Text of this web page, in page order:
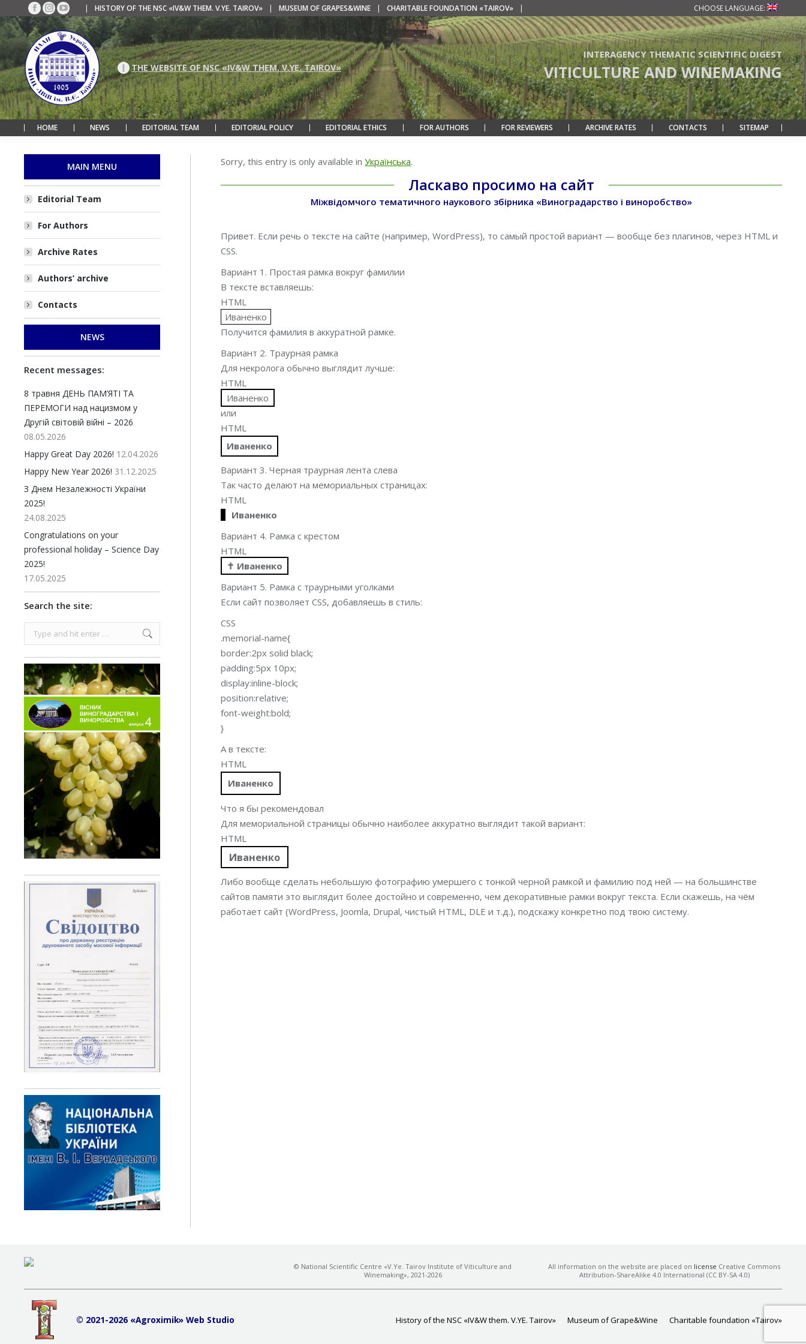
Facebook
page
opens
in
new
window
Instagram
page
opens
in
new
window
YouTube
page
opens
in
new
window
| HISTORY OF THE NSC «IV&W THEM. V.YE. TAIROV» | MUSEUM OF GRAPES&WINE | CHARITABLE FOUNDATION «TAIROV» | CHOOSE LANGUAGE:
THE WEBSITE OF NSC «IV&W THEM. V.YE. TAIROV»
INTERAGENCY THEMATIC SCIENTIFIC DIGEST
VITICULTURE AND WINEMAKING
HOME NEWS EDITORIAL TEAM EDITORIAL POLICY EDITORIAL ETHICS FOR AUTHORS FOR REVIEWERS ARCHIVE RATES CONTACTS SITEMAP
Sorry, this entry is only available inУкраїнська.
Ласкаво просимо на сайт
Міжвідомчого тематичного наукового збірника «Виноградарство і виноробство»
Привет. Если речь о тексте на сайте (например, WordPress), то самый простой вариант — вообще без плагинов, через HTML и
CSS.
Вариант 1. Простая рамка вокруг фамилии
В тексте вставляешь:
HTML
Иваненко
Получится фамилия в аккуратной рамке.
Вариант 2. Траурная рамка
Для некролога обычно выглядит лучше:
HTML
Иваненко
или
HTML
Иваненко
Вариант 3. Черная траурная лента слева
Так часто делают на мемориальных страницах:
HTML
Иваненко
Вариант 4. Рамка с крестом
HTML
✝ Иваненко
Вариант 5. Рамка с траурными уголками
Если сайт позволяет CSS, добавляешь в стиль:
CSS
.memorial-name{
border:2px solid black;
padding:5px 10px;
display:inline-block;
position:relative;
font-weight:bold;
}
А в тексте:
HTML
Иваненко
Что я бы рекомендовал
Для мемориальной страницы обычно наиболее аккуратно выглядит такой вариант:
HTML
Иваненко
Либо вообще сделать небольшую фотографию умершего с тонкой черной рамкой и фамилию под ней — на большинстве
сайтов памяти это выглядит более достойно и современно, чем декоративные рамки вокруг текста. Если скажешь, на чём
работает сайт (WordPress, Joomla, Drupal, чистый HTML, DLE и т.д.), подскажу конкретно под твою систему.
MAIN MENU
Editorial Team
For Authors
Archive Rates
Authors’ archive
Contacts
NEWS
Recent messages:
8 травня ДЕНЬ ПАМ’ЯТІ ТА
ПЕРЕМОГИ над нацизмом у
Другій світовій війні – 2026
08.05.2026
Happy Great Day 2026! 12.04.2026
Happy New Year 2026! 31.12.2025
З Днем Незалежності України
2025!
24.08.2025
Congratulations on your
professional holiday – Science Day
2025!
17.05.2025
Search the site:
Search:
© National Scientific Centre «V.Ye. Tairov Institute of Viticulture and
Winemaking», 2021-2026
All information on the website are placed on license Creative Commons
Attribution-ShareAlike 4.0 International (CC BY-SA 4.0)
© 2021-2026 «Agroximik» Web Studio History of the NSC «IV&W them. V.YE. Tairov» Museum of Grape&Wine Charitable foundation «Tairov»